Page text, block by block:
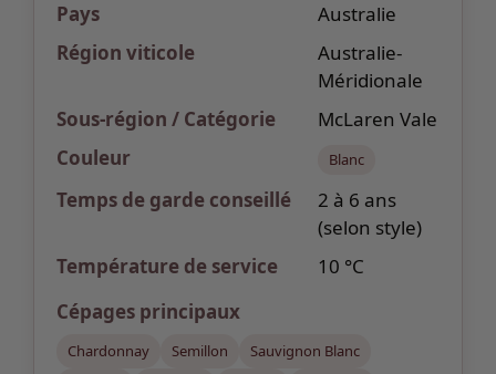
Pays
Australie
Région viticole
Australie-
Méridionale
Sous-région / Catégorie
McLaren Vale
Couleur
Blanc
Temps de garde conseillé
2 à 6 ans
(selon style)
Température de service
10 °C
Cépages principaux
Chardonnay Semillon
Sauvignon Blanc